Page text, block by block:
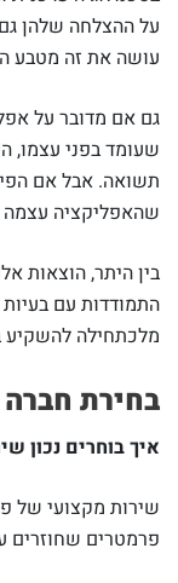
על ההצלחה שלהן
עושה את זה מטבע
גם אם מדובר על
שעומד בפני עצמו,
תשואה. אבל אם
שהאפליקציה עצמה
בין היתר, הוצאות
התמודדות עם
מלכתחילה להשקיע
בחירת
איך בוחרים נכון
שירות מקצועי של
פרמטרים שחוזרים